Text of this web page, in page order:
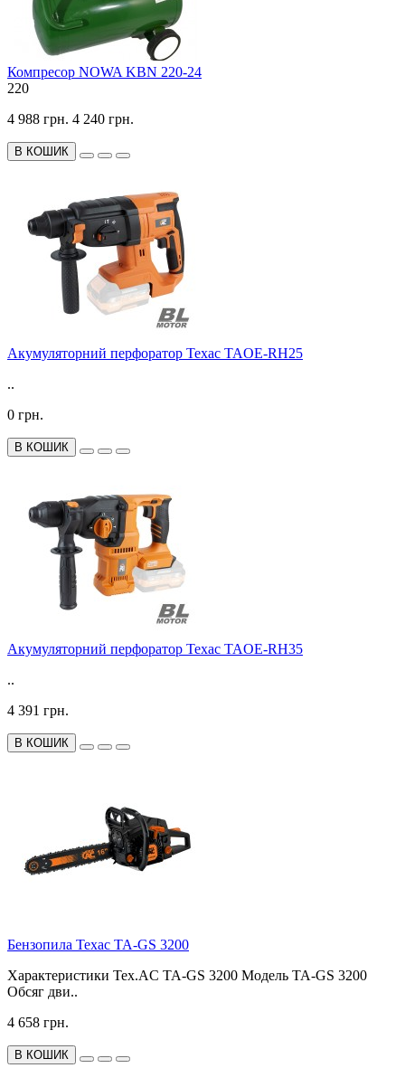
Компресор NOWA KBN 220-24
220
4 988 грн. 4 240 грн.
В КОШИК
Акумуляторний перфоратор Техас TAOE-RH25
..
0 грн.
В КОШИК
Акумуляторний перфоратор Техас TAOE-RH35
..
4 391 грн.
В КОШИК
Бензопила Техас TA-GS 3200
Характеристики Tex.AC TA-GS 3200 Модель TA-GS 3200
Обсяг дви..
4 658 грн.
В КОШИК